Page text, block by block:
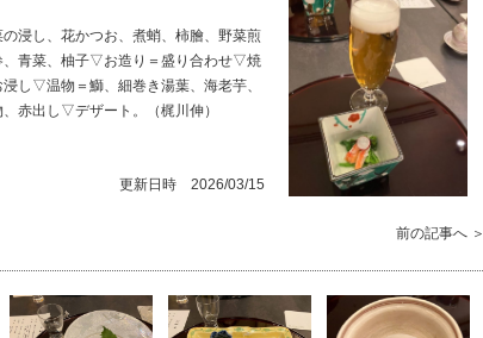
浸し、花かつお、煮蛸、柿膾、野菜煎
青菜、柚子▽お造り＝盛り合わせ▽焼
し▽温物＝鰤、細巻き湯葉、海老芋、
赤出し▽デザート。（梶川伸）
更新日時 2026/03/15
前の記事へ ＞